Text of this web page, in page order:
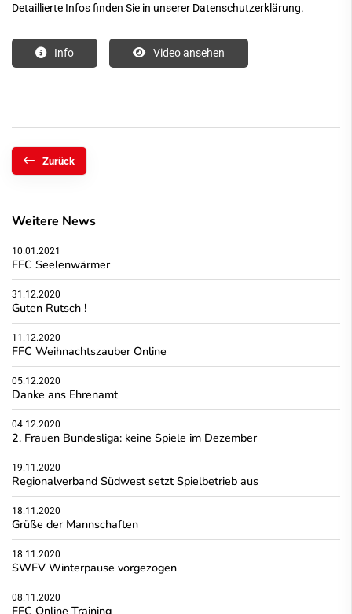
Detaillierte Infos finden Sie in unserer Datenschutzerklärung.
Info Video ansehen
Zurück
Weitere News
10.01.2021
FFC Seelenwärmer
31.12.2020
Guten Rutsch !
11.12.2020
FFC Weihnachtszauber Online
05.12.2020
Danke ans Ehrenamt
04.12.2020
2. Frauen Bundesliga: keine Spiele im Dezember
19.11.2020
Regionalverband Südwest setzt Spielbetrieb aus
18.11.2020
Grüße der Mannschaften
18.11.2020
SWFV Winterpause vorgezogen
08.11.2020
FFC Online Training